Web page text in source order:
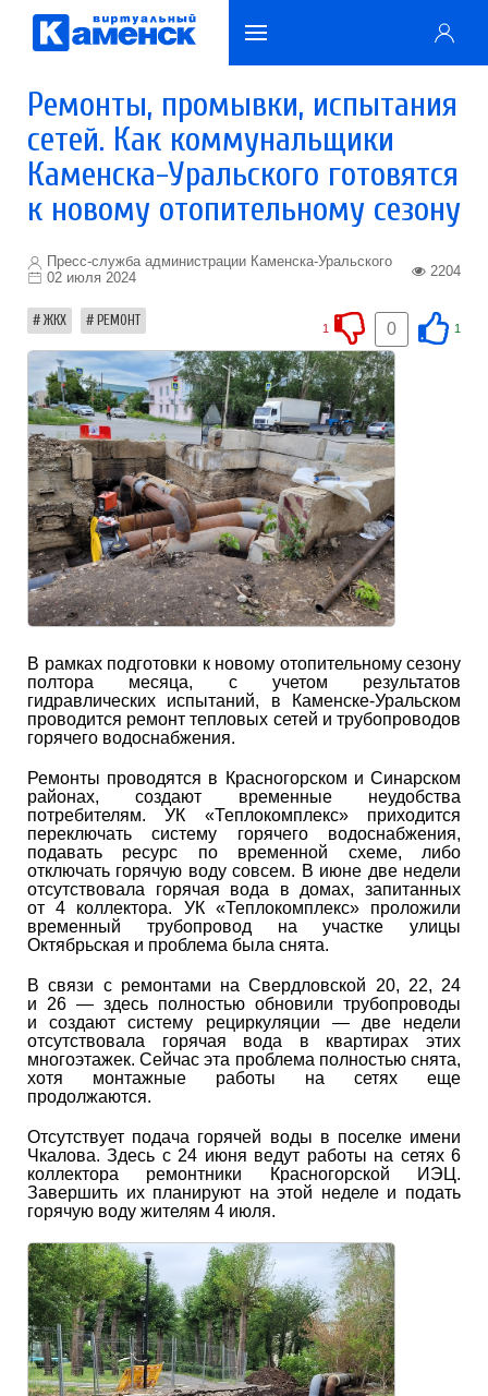
Ремонты, промывки, испытания
сетей. Как коммунальщики
Каменска-Уральского готовятся
к новому отопительному сезону
Пресс-служба администрации Каменска-Уральского
02 июля 2024
2204
ЖКХ РЕМОНТ 1
0
1
В рамках подготовки к новому отопительному сезону
полтора месяца, с учетом результатов
гидравлических испытаний, в Каменске-Уральском
проводится ремонт тепловых сетей и трубопроводов
горячего водоснабжения.
Ремонты проводятся в Красногорском и Синарском
районах, создают временные неудобства
потребителям. УК «Теплокомплекс» приходится
переключать систему горячего водоснабжения,
подавать ресурс по временной схеме, либо
отключать горячую воду совсем. В июне две недели
отсутствовала горячая вода в домах, запитанных
от 4 коллектора. УК «Теплокомплекс» проложили
временный трубопровод на участке улицы
Октябрьская и проблема была снята.
В связи с ремонтами на Свердловской 20, 22, 24
и 26 — здесь полностью обновили трубопроводы
и создают систему рециркуляции — две недели
отсутствовала горячая вода в квартирах этих
многоэтажек. Сейчас эта проблема полностью снята,
хотя монтажные работы на сетях еще
продолжаются.
Отсутствует подача горячей воды в поселке имени
Чкалова. Здесь с 24 июня ведут работы на сетях 6
коллектора ремонтники Красногорской ИЭЦ.
Завершить их планируют на этой неделе и подать
горячую воду жителям 4 июля.